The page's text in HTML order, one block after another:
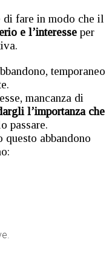
fare in modo che il
e l’interesseper
temporaneo
mancanza di
l’importanza che
passare.
abbandono